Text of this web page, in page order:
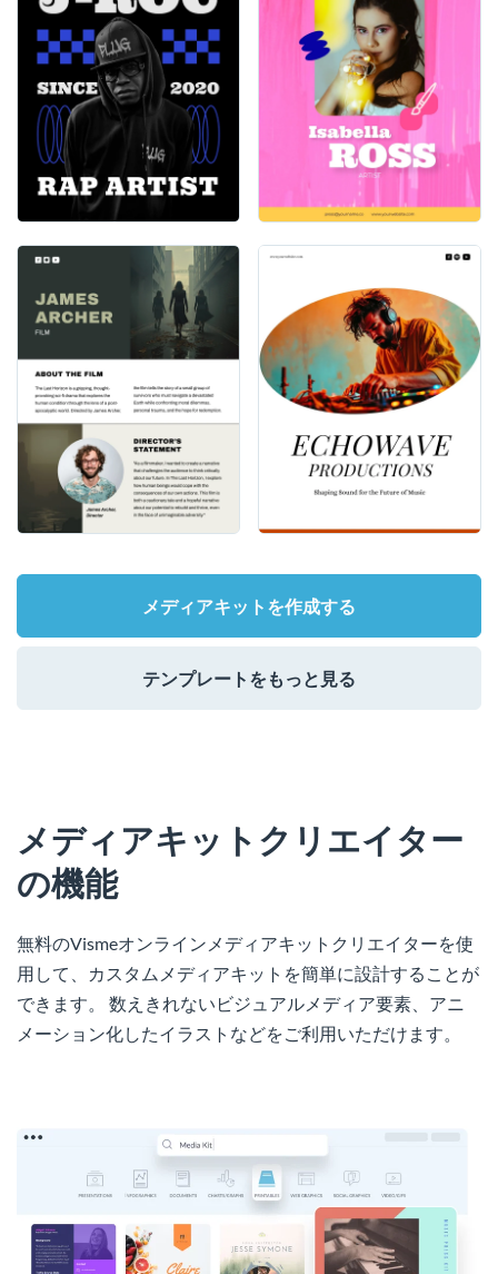
メディアキットを作成する
テンプレートをもっと見る
メディアキットクリエイター
の機能
無料のVismeオンラインメディアキットクリエイターを使
用して、カスタムメディアキットを簡単に設計することが
できます。 数えきれないビジュアルメディア要素、アニ
メーション化したイラストなどをご利用いただけます。